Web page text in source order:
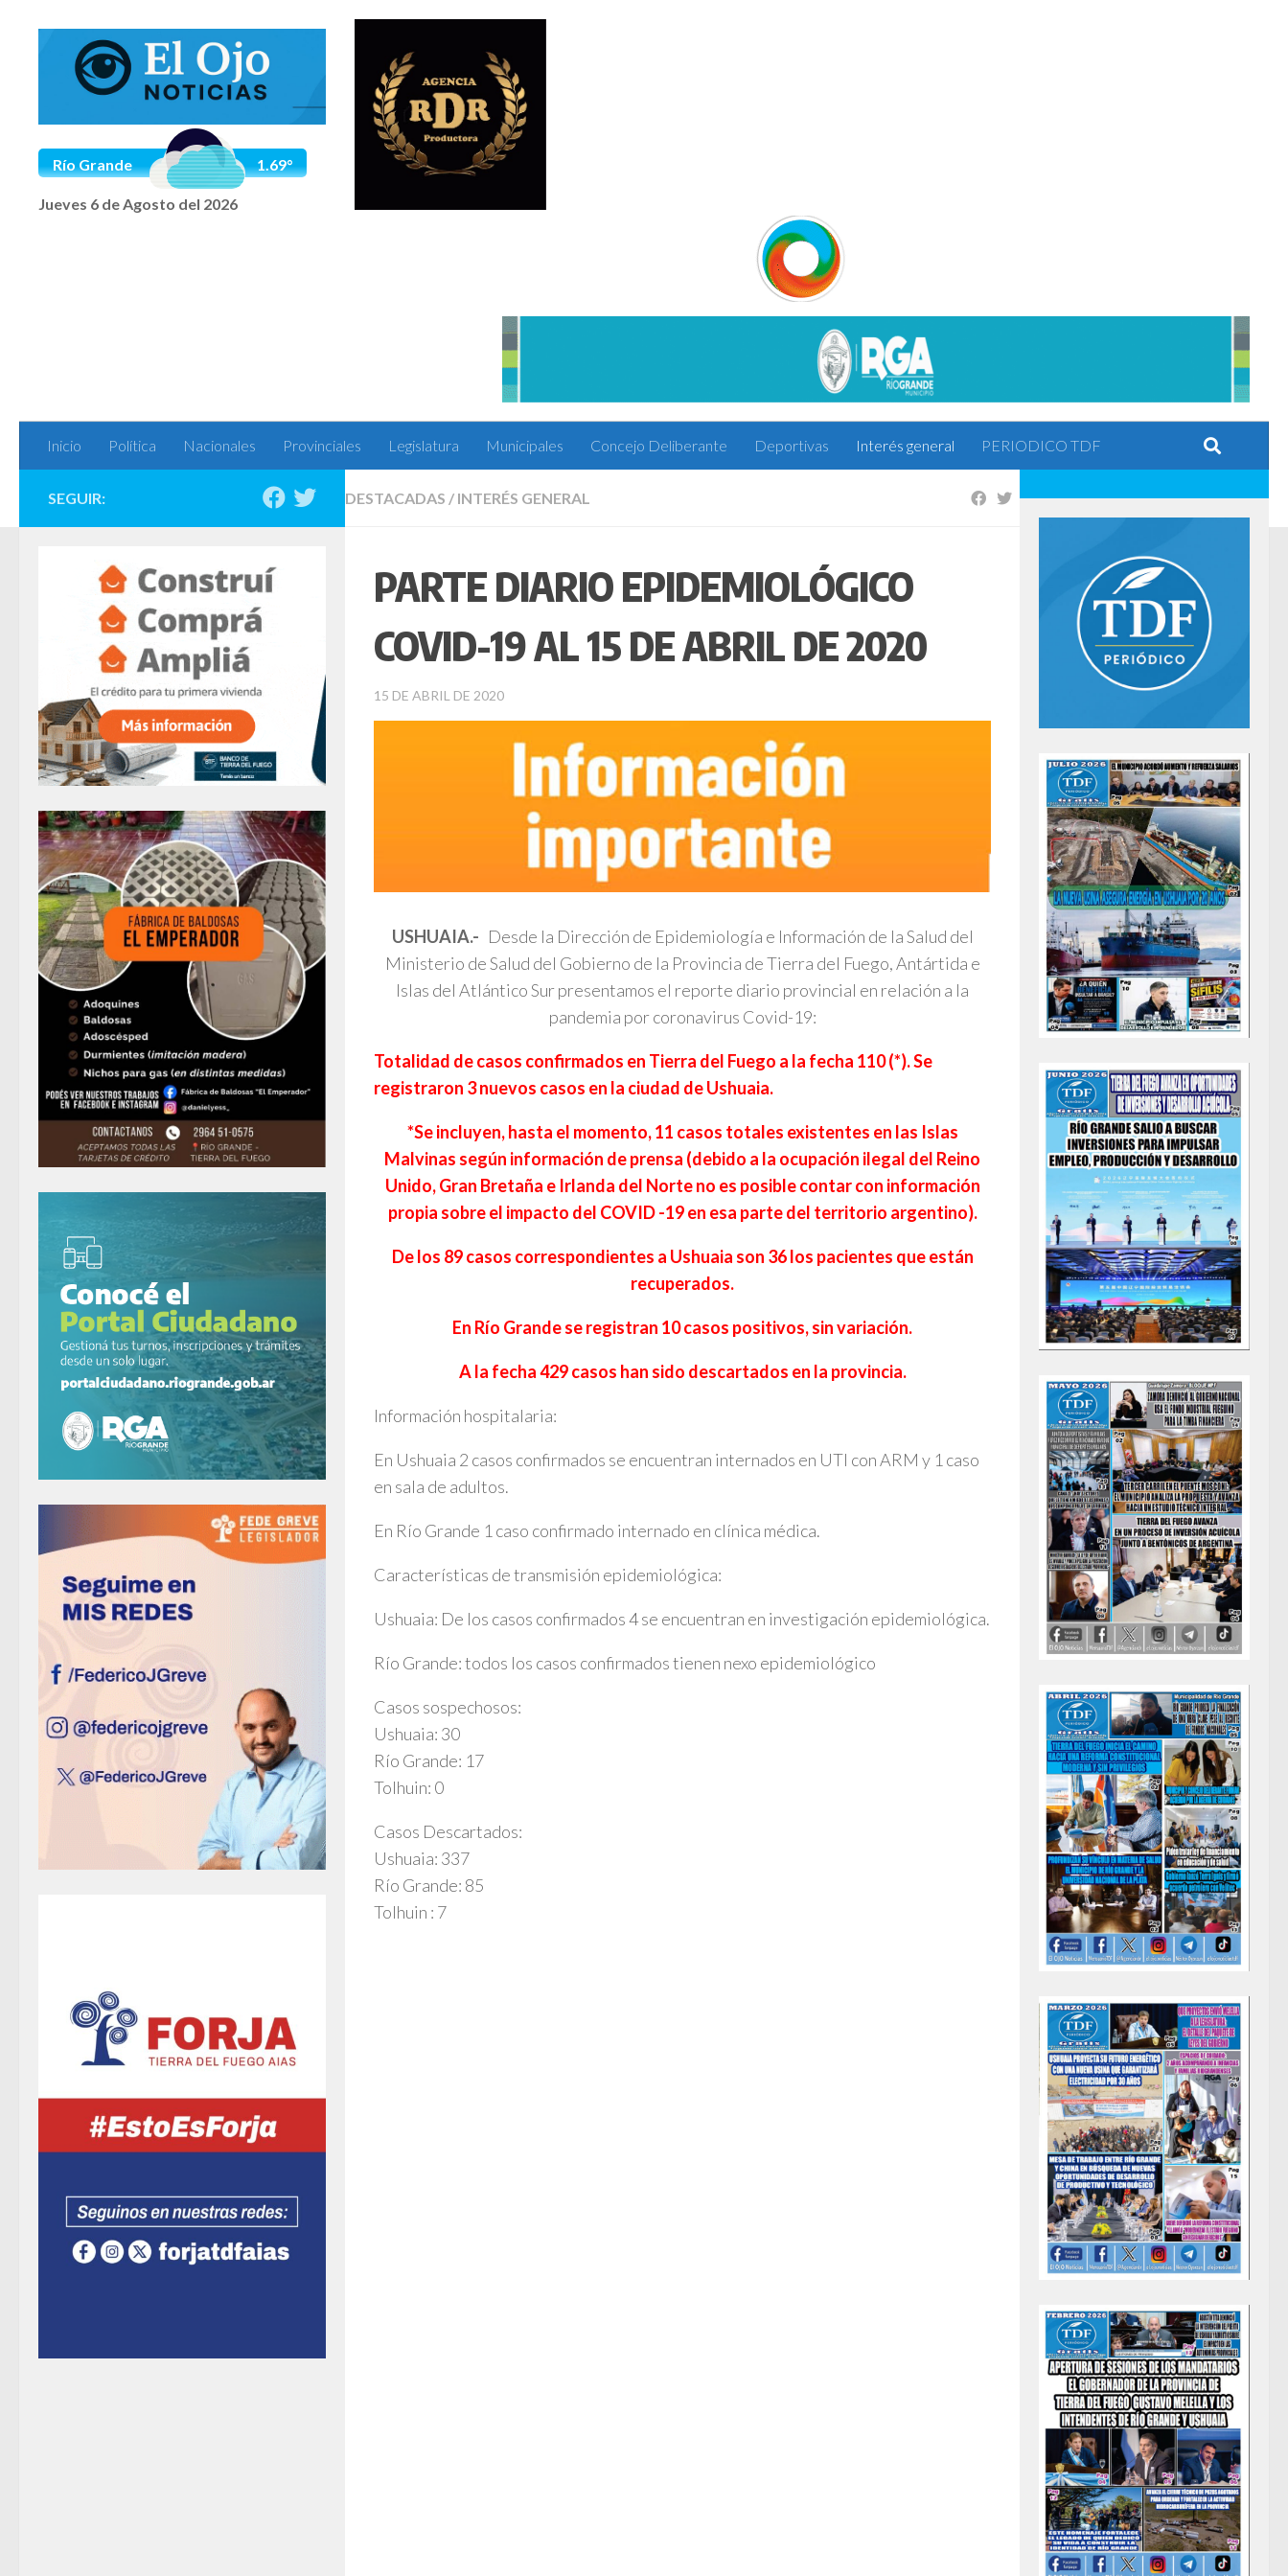
Saltar al contenido
Río Grande 1.69°
Jueves 6 de Agosto del 2026
Inicio Política Nacionales Provinciales Legislatura Municipales Concejo Deliberante Deportivas Interés general PERIODICO TDF
DESTACADAS / INTERÉS GENERAL
PARTE DIARIO EPIDEMIOLÓGICO
COVID-19 AL 15 DE ABRIL DE 2020
15 DE ABRIL DE 2020
USHUAIA.- Desde la Dirección de Epidemiología e Información de la Salud del
Ministerio de Salud del Gobierno de la Provincia de Tierra del Fuego, Antártida e
Islas del Atlántico Sur presentamos el reporte diario provincial en relación a la
pandemia por coronavirus Covid-19:
Totalidad de casos confirmados en Tierra del Fuego a la fecha 110 (*). Se
registraron 3 nuevos casos en la ciudad de Ushuaia.
*Se incluyen, hasta el momento, 11 casos totales existentes en las Islas
Malvinas según información de prensa (debido a la ocupación ilegal del Reino
Unido, Gran Bretaña e Irlanda del Norte no es posible contar con información
propia sobre el impacto del COVID -19 en esa parte del territorio argentino).
De los 89 casos correspondientes a Ushuaia son 36 los pacientes que están
recuperados.
En Río Grande se registran 10 casos positivos, sin variación.
A la fecha 429 casos han sido descartados en la provincia.
Información hospitalaria:
En Ushuaia 2 casos confirmados se encuentran internados en UTI con ARM y 1 caso
en sala de adultos.
En Río Grande 1 caso confirmado internado en clínica médica.
Características de transmisión epidemiológica:
Ushuaia: De los casos confirmados 4 se encuentran en investigación epidemiológica.
Río Grande: todos los casos confirmados tienen nexo epidemiológico
Casos sospechosos:
Ushuaia: 30
Río Grande: 17
Tolhuin: 0
Casos Descartados:
Ushuaia: 337
Río Grande: 85
Tolhuin : 7
SEGUIR: